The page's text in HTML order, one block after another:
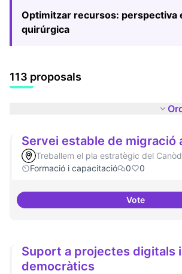
Optimitzar recursos: perspectiva
quirúrgica
113 proposals
Servei estable de migració
Treballem el pla estratègic del
Formació i capacitació
0 0
VoteServei
Suport a projectes digitals i
democràtics